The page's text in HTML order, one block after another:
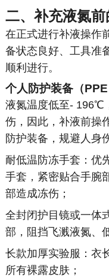
二、补充液氮
在正式进行补液操作
备状态良好、工具准
顺利进行。
个人防护装备（PPE
液氮温度低至- 196℃
伤，因此，补液前操
防护装备，规避人身
耐低温防冻手套：优
手套，紧密贴合手腕
部造成冻伤；
全封闭护目镜或一体
部，阻挡飞溅液氮、
长款加厚实验服：衣
所有裸露皮肤；